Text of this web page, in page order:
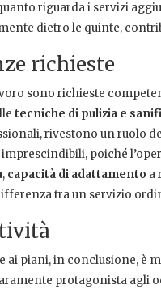
riguarda i servizi
dietro le quinte,
richieste
sono richieste
tecniche di pulizia e
rivestono un ruolo
poiché
, capacità di adattamento a
tra un servizio
ai piani, in conclusione, è
protagonista agli